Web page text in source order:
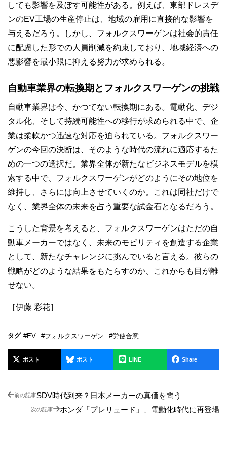
しても影響を及ぼす可能性がある。例えば、東部ドレスデ
ンのEV工場の生産停止は、地域の雇用に直接的な影響を
与えるだろう。しかし、フォルクスワーゲンは社会的責任
に配慮した形での人員削減を約束しており、地域経済への
悪影響を最小限に抑える努力が求められる。
自動車業界の転換期とフォルクスワーゲンの挑戦
自動車業界は今、かつてない転換期にある。電動化、デジ
タル化、そして持続可能性への移行が求められる中で、企
業は柔軟かつ迅速な対応を迫られている。フォルクスワー
ゲンの今回の決断は、そのような時代の流れに適応するた
めの一つの選択だ。業界全体が新たなビジネスモデルを模
索する中で、フォルクスワーゲンがどのようにその地位を
維持し、さらには向上させていくのか。これは同社だけで
なく、業界全体の未来を占う重要な試金石となるだろう。
こうした背景を考えると、フォルクスワーゲンはただの自
動車メーカーではなく、未来のモビリティを創造する企業
として、新たなチャレンジに挑んでいると言える。彼らの
戦略がどのような結果をもたらすのか、これからも目が離
せない。
［伊藤 彩花］
タグ #EV #フォルクスワーゲン #労使合意
ポスト ポスト LINE Share
前の記事SDV時代到来？日本メーカーの真価を問う
次の記事 ホンダ「プレリュード」、電動化時代に再登場